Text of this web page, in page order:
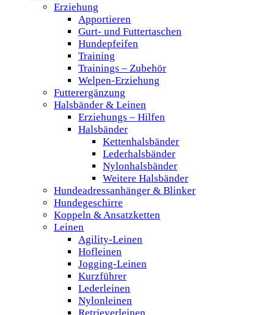
Erziehung
Apportieren
Gurt- und Futtertaschen
Hundepfeifen
Training
Trainings – Zubehör
Welpen-Erziehung
Futterergänzung
Halsbänder & Leinen
Erziehungs – Hilfen
Halsbänder
Kettenhalsbänder
Lederhalsbänder
Nylonhalsbänder
Weitere Halsbänder
Hundeadressanhänger & Blinker
Hundegeschirre
Koppeln & Ansatzketten
Leinen
Agility-Leinen
Hofleinen
Jogging-Leinen
Kurzführer
Lederleinen
Nylonleinen